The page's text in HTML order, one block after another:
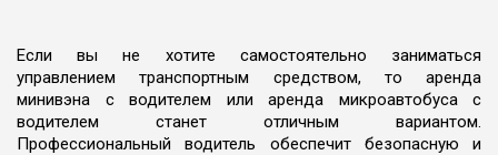
Если вы не хотите самостоятельно заниматься
управлением транспортным средством, то аренда
минивэна с водителем или аренда микроавтобуса с
водителем станет отличным вариантом.
Профессиональный водитель обеспечит безопасную и